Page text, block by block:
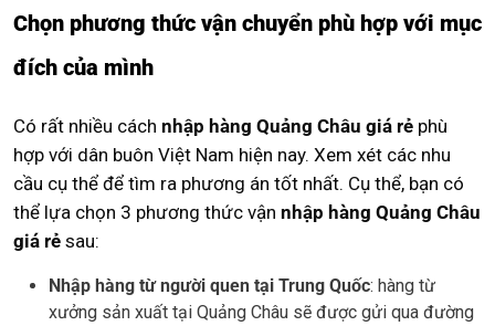
Chọn phương thức vận chuyển phù hợp với mục
đích của mình
Có rất nhiều cách nhập hàng Quảng Châu giá rẻ phù
hợp với dân buôn Việt Nam hiện nay. Xem xét các nhu
cầu cụ thể để tìm ra phương án tốt nhất. Cụ thể, bạn có
thể lựa chọn 3 phương thức vận nhập hàng Quảng Châu
giá rẻ sau:
Nhập hàng từ người quen tại Trung Quốc: hàng từ
xưởng sản xuất tại Quảng Châu sẽ được gửi qua đường